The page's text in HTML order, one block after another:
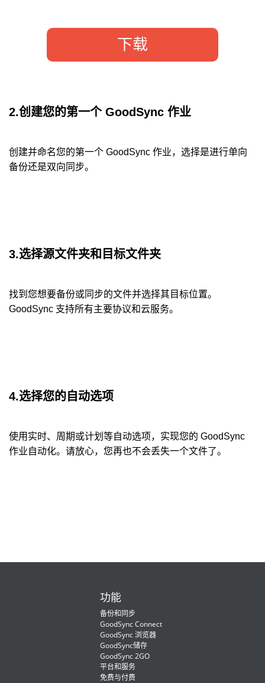
下载
2.创建您的第一个 GoodSync 作业
创建并命名您的第一个 GoodSync 作业，选择是进行单向
备份还是双向同步。
3.选择源文件夹和目标文件夹
找到您想要备份或同步的文件并选择其目标位置。
GoodSync 支持所有主要协议和云服务。
4.选择您的自动选项
使用实时、周期或计划等自动选项，实现您的 GoodSync
作业自动化。请放心，您再也不会丢失一个文件了。
功能
备份和同步
GoodSync Connect
GoodSync 浏览器
GoodSync储存
GoodSync 2GO
平台和服务
免费与付费